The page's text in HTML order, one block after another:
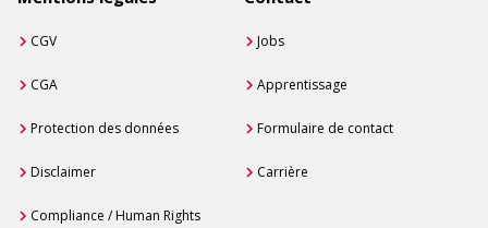
CGV
CGA
Protection des données
Disclaimer
Compliance / Human Rights
Jobs
Apprentissage
Formulaire de contact
Carrière